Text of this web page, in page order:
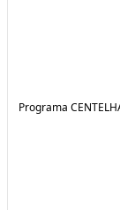
Programa